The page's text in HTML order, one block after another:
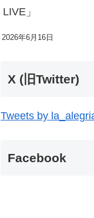
LIVE」
2026年6月16日
X (旧Twitter)
Tweets by
Facebook